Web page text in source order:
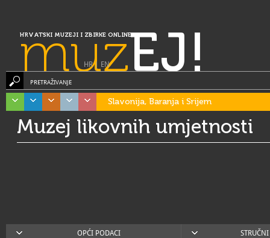
HRVATSKI MUZEJI I ZBIRKE ONLINE
muzEJ!
HR| EN
PRETRAŽIVANJE
Slavonija, Baranja i Srijem
Muzej likovnih umjetnosti
OPĆI PODACI